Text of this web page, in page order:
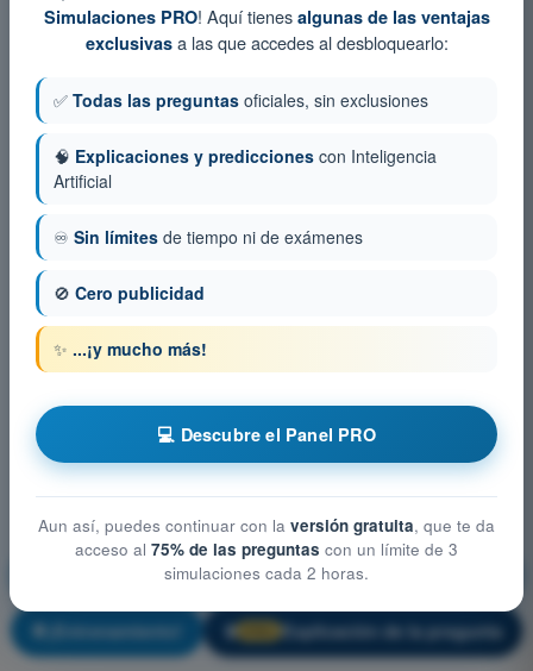
Performance y planificación del vuelo
¡Entrenamiento! 🔒 Explicación de la pregunta
Simulaciones PRO! Aquí tienes algunas de las ventajas
exclusivasa las que accedes al desbloquearlo:
✅ Todas las preguntas oficiales, sin exclusiones
🧠 Explicaciones y predicciones con Inteligencia
Artificial
♾️ Sin límites de tiempo ni de exámenes
🚫 Cero publicidad
✨ ...¡y mucho más!
💻 Descubre el Panel PRO
Aun así, puedes continuar con la versión gratuita, que te da
acceso al 75% de las preguntas con un límite de 3
simulaciones cada 2 horas.